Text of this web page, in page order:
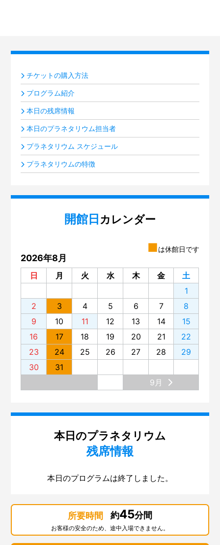
チケットの購入方法
プログラム紹介
本日の残席情報
本日のプラネタリウム担当者
プラネタリウム スケジュール
プラネタリウムの特徴
開館日 カレンダー
■は休館日です
2026年8月
日 月 火 水 木 金
土
1
2
3 4 5 6 7
8
9
10 11 12 13 14
15
16
17 18 19 20 21
22
23
24 25 26 27 28
29
30
31
9月
本日のプラネタリウム
残席情報
本日のプログラムは終了しました。
所要時間 約45分間
お客様の安全のため、途中入場できません。